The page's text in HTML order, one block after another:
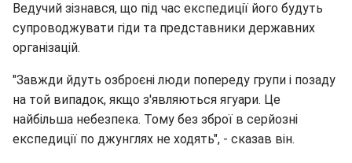
Ведучий зізнався, що під час експедиції його будуть
супроводжувати гіди та представники державних
організацій.
"Завжди йдуть озброєні люди попереду групи і позаду
на той випадок, якщо з'являються ягуари. Це
найбільша небезпека. Тому без зброї в серйозні
експедиції по джунглях не ходять", - сказав він.